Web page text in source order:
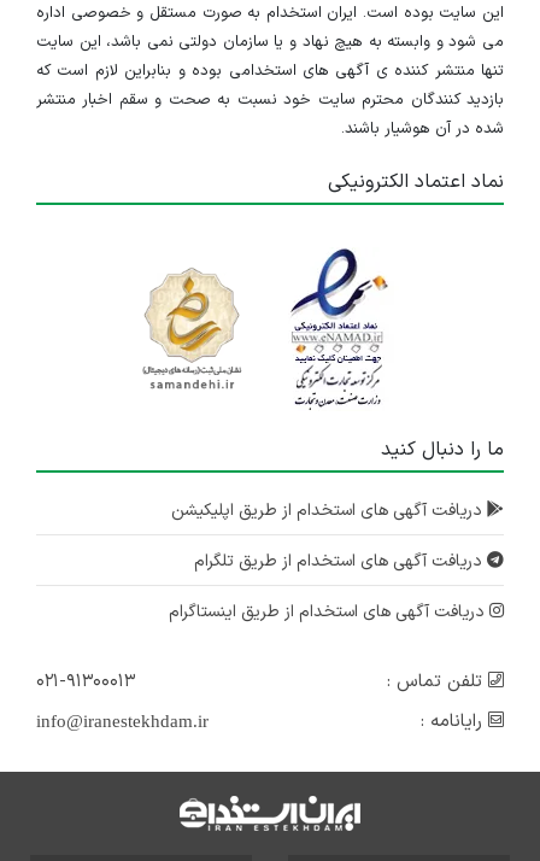
این سایت بوده است. ایران استخدام به صورت مستقل و خصوصی اداره
می شود و وابسته به هیچ نهاد و یا سازمان دولتی نمی باشد، این سایت
تنها منتشر کننده ی آگهی های استخدامی بوده و بنابراین لازم است که
بازدید کنندگان محترم سایت خود نسبت به صحت و سقم اخبار منتشر
شده در آن هوشیار باشند.
نماد اعتماد الکترونیکی
ما را دنبال کنید
دریافت آگهی های استخدام از طریق اپلیکیشن
دریافت آگهی های استخدام از طریق تلگرام
دریافت آگهی های استخدام از طریق اینستاگرام
تلفن تماس :
۰۲۱-۹۱۳۰۰۰۱۳
رایانامه :
info@iranestekhdam.ir